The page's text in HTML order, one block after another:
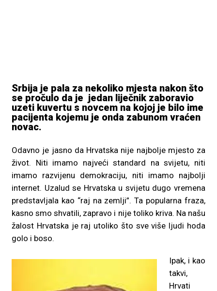
Srbija je pala za nekoliko mjesta nakon što
se pročulo da je jedan liječnik zaboravio
uzeti kuvertu s novcem na kojoj je bilo ime
pacijenta kojemu je onda zabunom vraćen
novac.
Odavno je jasno da Hrvatska nije najbolje mjesto za
život. Niti imamo najveći standard na svijetu, niti
imamo razvijenu demokraciju, niti imamo najbolji
internet. Uzalud se Hrvatska u svijetu dugo vremena
predstavljala kao “raj na zemlji”. Ta popularna fraza,
kasno smo shvatili, zapravo i nije toliko kriva. Na našu
žalost Hrvatska je raj utoliko što sve više ljudi hoda
golo i boso.
Ipak, i kao
takvi,
Hrvati